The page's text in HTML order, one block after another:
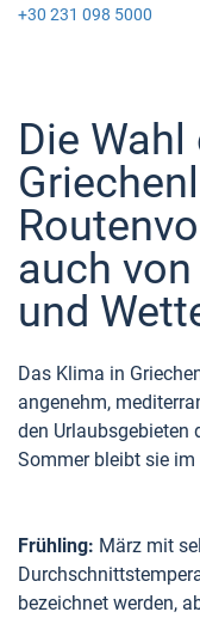
+30 231 098 5000
Die Wahl
auch
und
Das Klima in
angenehm,
den Urlaubsgebieten
Sommer bleibt sie im
Frühling: März mit
bezeichnet werden,